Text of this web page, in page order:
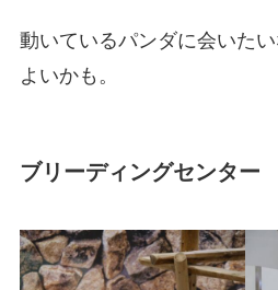
動いているパンダに会いた
よいかも。
ブリーディングセンター